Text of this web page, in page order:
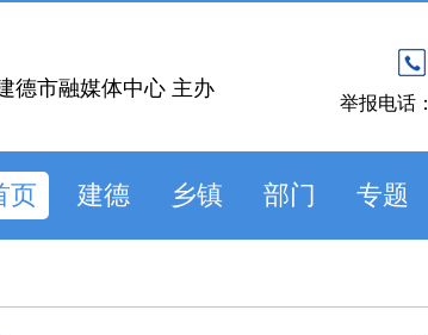
举报电话：
德市融媒体中心 主办
页 建德 乡镇 部门 专题